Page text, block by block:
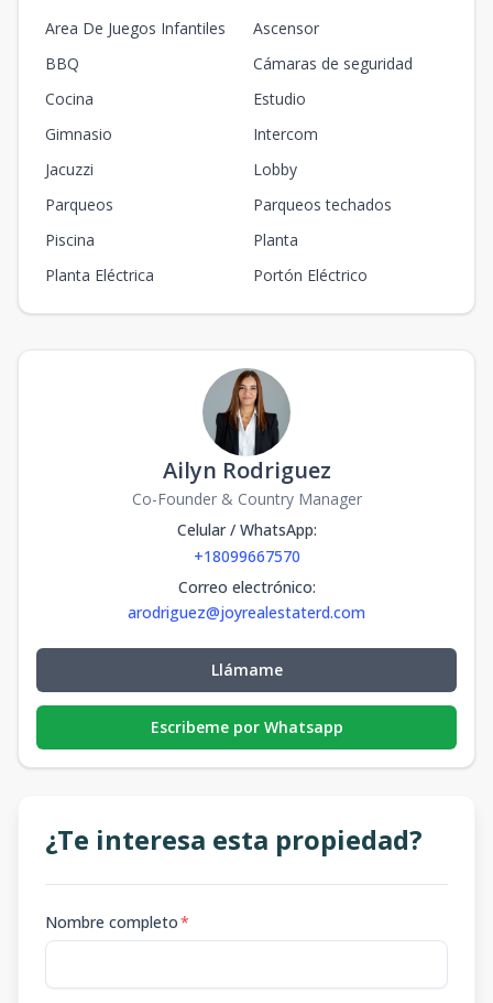
Area De Juegos Infantiles
Ascensor
BBQ
Cámaras de seguridad
Cocina
Estudio
Gimnasio
Intercom
Jacuzzi
Lobby
Parqueos
Parqueos techados
Piscina
Planta
Planta Eléctrica
Portón Eléctrico
Ailyn Rodriguez
Co-Founder & Country Manager
Celular / WhatsApp:
+18099667570
Correo electrónico:
arodriguez@joyrealestaterd.com
Llámame
Escribeme por Whatsapp
¿Te interesa esta propiedad?
Nombre completo*